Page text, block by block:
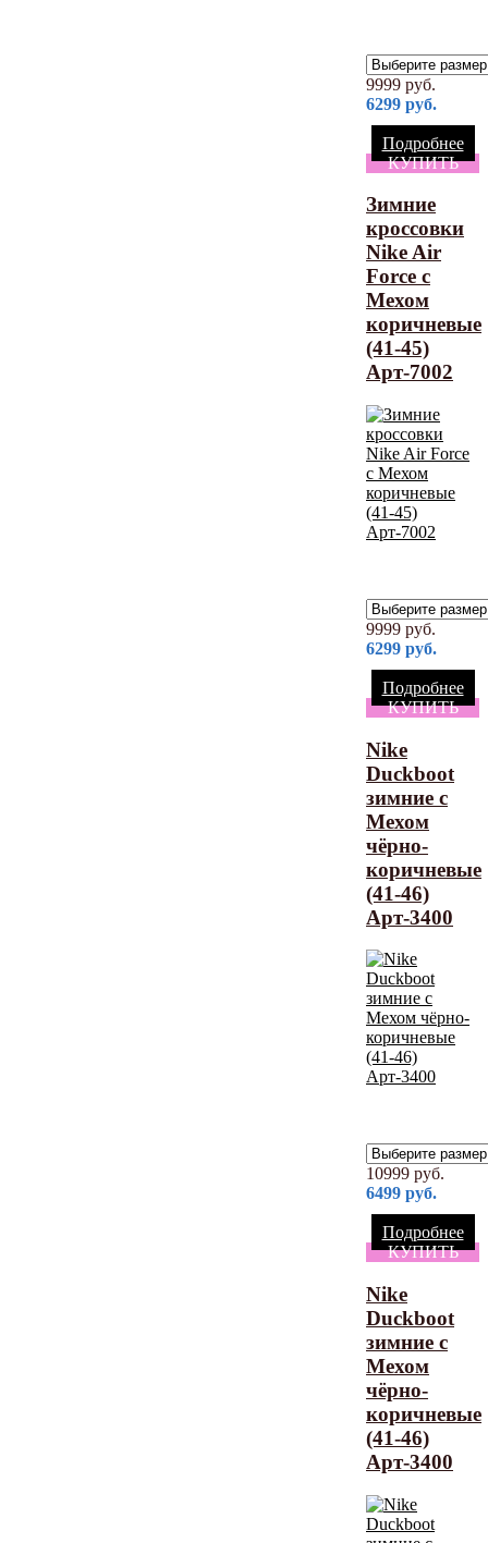
9999 руб.
6299 руб.
Подробнее
КУПИТЬ
Зимние
кроссовки
Nike Air
Force с
Мехом
коричневые
(41-45)
Арт-7002
9999 руб.
6299 руб.
Подробнее
КУПИТЬ
Nike
Duckboot
зимние с
Мехом
чёрно-
коричневые
(41-46)
Арт-3400
10999 руб.
6499 руб.
Подробнее
КУПИТЬ
Nike
Duckboot
зимние с
Мехом
чёрно-
коричневые
(41-46)
Арт-3400